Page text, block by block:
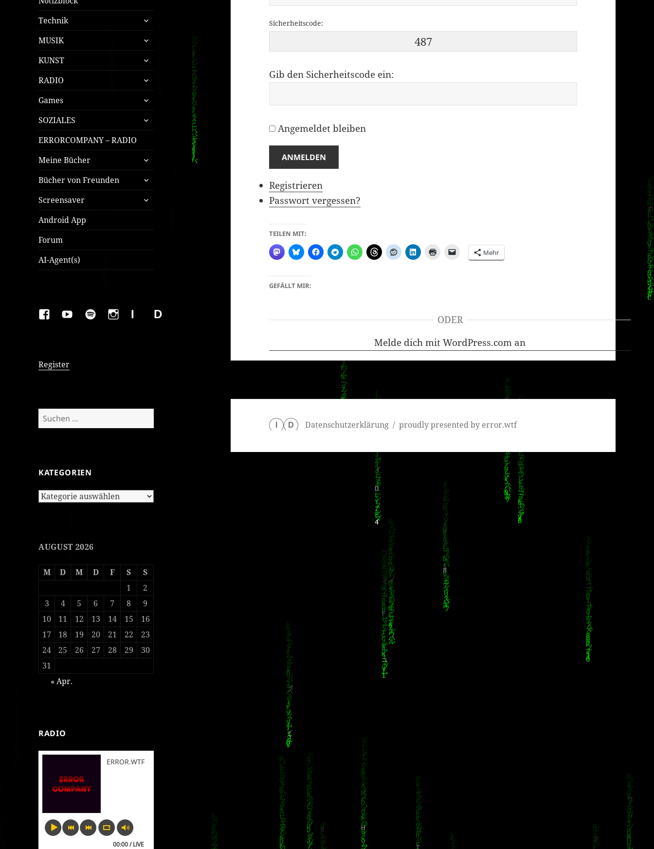
Technik
untermenü
öffnen
MUSIK
untermenü
öffnen
KUNST
untermenü
öffnen
RADIO
untermenü
öffnen
Games
untermenü
öffnen
SOZIALES
untermenü
öffnen
ERRORCOMPANY – RADIO
Meine Bücher
untermenü
öffnen
Bücher von Freunden
untermenü
öffnen
Screensaver
untermenü
öffnen
Android App
Forum
AI-Agent(s)
FAKEBOOK
YOUTUBESPOTIFYINSTAGRAM
IMPRESSUMDatenschutzerklärung
Register
Suchen
nach:
KATEGORIEN
Kategorien
AUGUST 2026
M D M D F S
S
1
2
3
4 5 6 7 8
9
10
11 12 13 14 15
16
17
18 19 20 21 22
23
24
25 26 27 28 29
30
31
« Apr.
RADIO
ERROR.WTF
00:00 / LIVE
ODER
Melde dich mit WordPress.com an
Sicherheitscode:
487
Gib den Sicherheitscode ein:
Angemeldet bleiben
ANMELDEN
Registrieren
Passwort vergessen?
TEILEN MIT:
Mehr
GEFÄLLT MIR:
D Datenschutzerklärung proudly presented by error.wtf